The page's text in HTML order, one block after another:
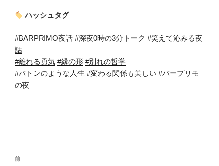
ハッシュタグ
#BARPRIMO夜話 #深夜0時の3分トーク #笑えて沁みる夜
話
#離れる勇気 #縁の形 #別れの哲学
#バトンのような人生 #変わる関係も美しい #バープリモ
の夜
投
前
前